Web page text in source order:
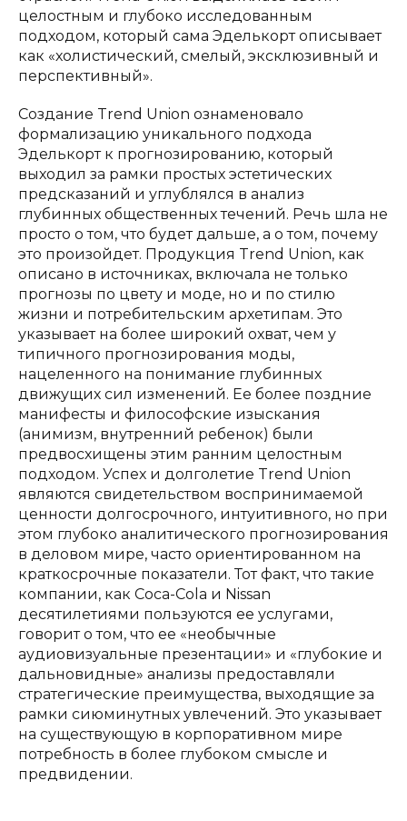
целостным и глубоко исследованным
подходом, который сама Эделькорт описывает
как «холистический, смелый, эксклюзивный и
перспективный».
Создание Trend Union ознаменовало
формализацию уникального подхода
Эделькорт к прогнозированию, который
выходил за рамки простых эстетических
предсказаний и углублялся в анализ
глубинных общественных течений. Речь шла не
просто о том, что будет дальше, а о том, почему
это произойдет. Продукция Trend Union, как
описано в источниках, включала не только
прогнозы по цвету и моде, но и по стилю
жизни и потребительским архетипам. Это
указывает на более широкий охват, чем у
типичного прогнозирования моды,
нацеленного на понимание глубинных
движущих сил изменений. Ее более поздние
манифесты и философские изыскания
(анимизм, внутренний ребенок) были
предвосхищены этим ранним целостным
подходом. Успех и долголетие Trend Union
являются свидетельством воспринимаемой
ценности долгосрочного, интуитивного, но при
этом глубоко аналитического прогнозирования
в деловом мире, часто ориентированном на
краткосрочные показатели. Тот факт, что такие
компании, как Coca-Cola и Nissan
десятилетиями пользуются ее услугами,
говорит о том, что ее «необычные
аудиовизуальные презентации» и «глубокие и
дальновидные» анализы предоставляли
стратегические преимущества, выходящие за
рамки сиюминутных увлечений. Это указывает
на существующую в корпоративном мире
потребность в более глубоком смысле и
предвидении.